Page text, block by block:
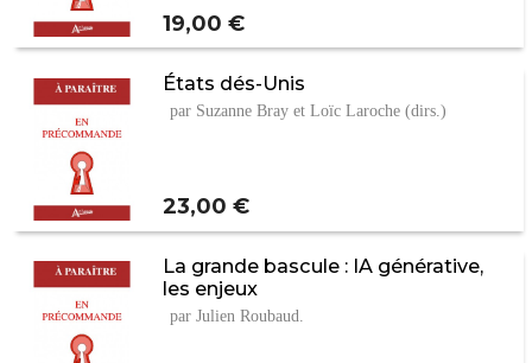
Prix
19,00 €
États dés-Unis
par Suzanne Bray et Loïc Laroche (dirs.)
Prix
23,00 €
La grande bascule : IA générative,
les enjeux
par Julien Roubaud.